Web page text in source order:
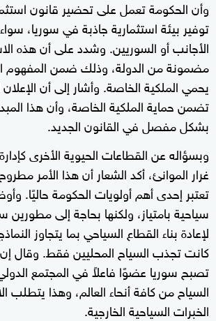
وأن الحكومة تعمل على تحضير قانون
توفير بيئة استثمارية جاذبة في سوريا،
الأجانب أو السوريين. وشدد على أن هذه
مضمونة من الدولة، وذلك ضمن المفهوم
يحمي الملكية الخاصة. وأشار إلى أن
تضمن حماية الملكية الخاصة، وأن هذا
بشكل مفصل في القانون الجديد.
وبسؤاله عن القطاعات الحيوية الأخرى
غرار الموانئ، أكد الشعار أن هذا الأمر
تعتبر إحدى أهم أولويات الحكومة حاليًا.
سياحية بامتياز، ولكنها بحاجة إلى
لإعادة بناء القطاع السياحي بما يتجاوز
كانت تجذب السياح المحليين فقط. وقال
تصبح سوريا عضوًا فاعلاً في المجتمع
السياح من كافة أنحاء العالم، وهذا يتطلب
الخبرات السياحية الخارجية.